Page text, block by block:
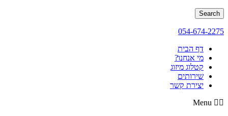
Search
054-674-2275
דף הבית
מי אנחנו?
קטלוג מיזוג
שירותים
יצירת קשר
Menu